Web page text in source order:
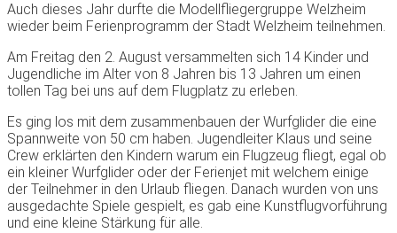
Auch dieses Jahr durfte die Modellfliegergruppe Welzheim
wieder beim Ferienprogramm der Stadt Welzheim teilnehmen.
Am Freitag den 2. August versammelten sich 14 Kinder und
Jugendliche im Alter von 8 Jahren bis 13 Jahren um einen
tollen Tag bei uns auf dem Flugplatz zu erleben.
Es ging los mit dem zusammenbauen der Wurfglider die eine
Spannweite von 50 cm haben. Jugendleiter Klaus und seine
Crew erklärten den Kindern warum ein Flugzeug fliegt, egal ob
ein kleiner Wurfglider oder der Ferienjet mit welchem einige
der Teilnehmer in den Urlaub fliegen. Danach wurden von uns
ausgedachte Spiele gespielt, es gab eine Kunstflugvorführung
und eine kleine Stärkung für alle.